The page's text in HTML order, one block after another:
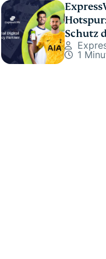
Schutz
1